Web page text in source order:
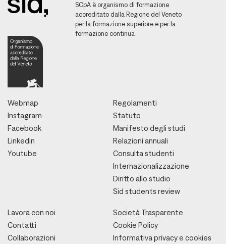
SCpA è organismo di formazione
accreditato dalla Regione del Veneto
per la formazione superiore e per la
formazione continua
Webmap
Instagram
Facebook
Linkedin
Youtube
Regolamenti
Statuto
Manifesto degli studi
Relazioni annuali
Consulta studenti
Internazionalizzazione
Diritto allo studio
Sid students review
Lavora con noi
Contatti
Collaborazioni
Società Trasparente
Cookie Policy
Informativa privacy e cookies